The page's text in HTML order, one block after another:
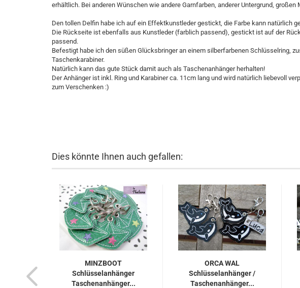
erhältlich. Bei anderen Wünschen wie andere Garnfarben, anderer Untergrund,
Den tollen Delfin habe ich auf ein Effektkunstleder gestickt, die Farbe kann natürlich
Die Rückseite ist ebenfalls aus Kunstleder (farblich passend), gestickt ist auf der
passend.
Befestigt habe ich den süßen Glücksbringer an einem silberfarbenen Schlüsselring,
Taschenkarabiner.
Natürlich kann das gute Stück damit auch als Taschenanhänger herhalten!
Der Anhänger ist inkl. Ring und Karabiner ca. 11cm lang und wird natürlich liebevoll
zum Verschenken :)
Dies könnte Ihnen auch gefallen:
MINZBOOT
Schlüsselanhänger
Taschenanhänger...
ORCA WAL
Schlüsselanhänger /
Taschenanhänger...